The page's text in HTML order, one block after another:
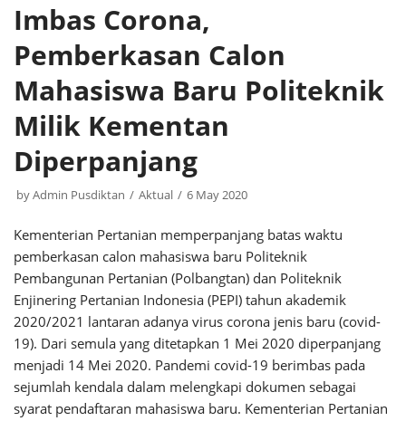
Imbas Corona,
Pemberkasan Calon
Mahasiswa Baru Politeknik
Milik Kementan
Diperpanjang
byAdmin Pusdiktan Aktual 6 May 2020
Kementerian Pertanian memperpanjang batas waktu
pemberkasan calon mahasiswa baru Politeknik
Pembangunan Pertanian (Polbangtan) dan Politeknik
Enjinering Pertanian Indonesia (PEPI) tahun akademik
2020/2021 lantaran adanya virus corona jenis baru (covid-
19). Dari semula yang ditetapkan 1 Mei 2020 diperpanjang
menjadi 14 Mei 2020. Pandemi covid-19 berimbas pada
sejumlah kendala dalam melengkapi dokumen sebagai
syarat pendaftaran mahasiswa baru. Kementerian Pertanian